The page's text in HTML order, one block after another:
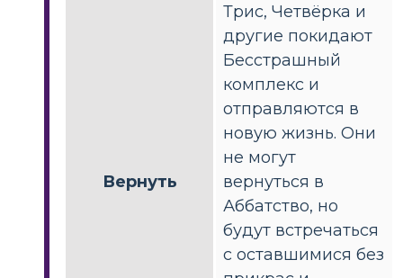
Вернуть
Трис, Четвёрка и
другие покидают
Бесстрашный
комплекс и
отправляются в
новую жизнь. Они
не могут
вернуться в
Аббатство, но
будут встречаться
с оставшимися без